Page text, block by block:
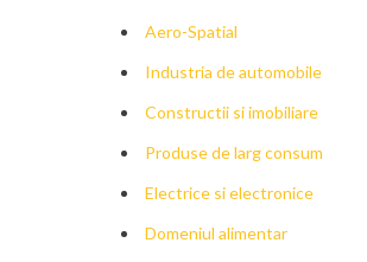
Aero-Spatial
Industria de automobile
Constructii si imobiliare
Produse de larg consum
Electrice si electronice
Domeniul alimentar